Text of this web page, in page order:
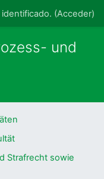
(Acceder)
und
Strafrecht sowie